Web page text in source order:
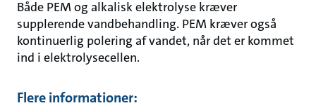
Både PEM og alkalisk elektrolyse kræver
supplerende vandbehandling. PEM kræver også
kontinuerlig polering af vandet, når det er kommet
ind i elektrolysecellen.
Flere informationer: